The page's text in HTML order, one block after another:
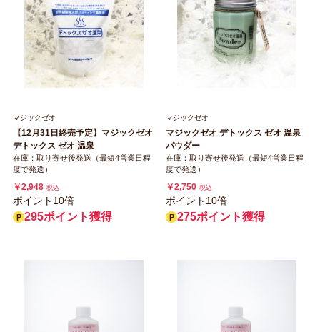
マジックゼオ
【12月31日終売予定】マジックゼオ
デトックス ゼオ 温泉
在庫：取り寄せ後発送（最短4営業日程
度で発送）
￥2,948 税込
ポイント10倍
295ポイント獲得
マジックゼオ
マジックゼオ デトックス ゼオ 温泉
パウダー
在庫：取り寄せ後発送（最短4営業日程
度で発送）
￥2,750 税込
ポイント10倍
275ポイント獲得